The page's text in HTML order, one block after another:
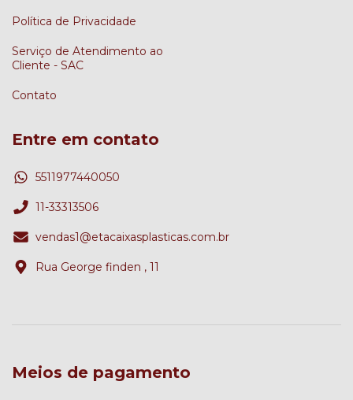
Política de Privacidade
Serviço de Atendimento ao
Cliente - SAC
Contato
Entre em contato
5511977440050
11-33313506
vendas1@etacaixasplasticas.com.br
Rua George finden , 11
Meios de pagamento